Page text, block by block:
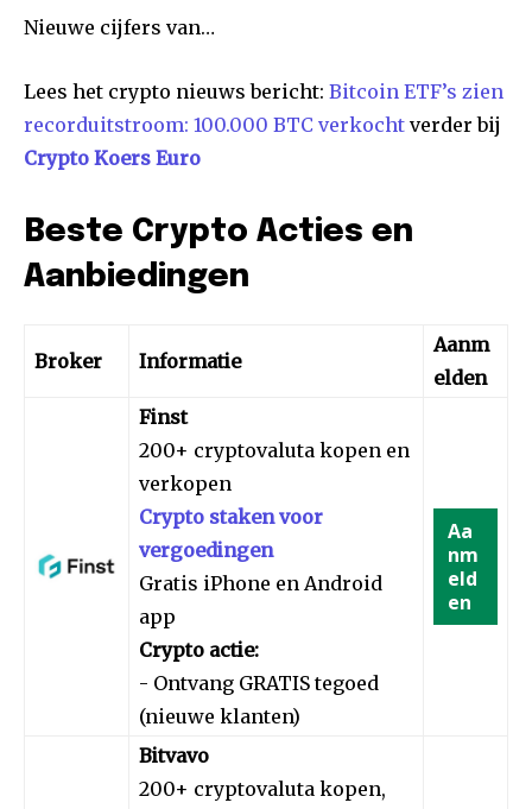
Nieuwe cijfers van…
Lees het crypto nieuws bericht: Bitcoin ETF’s zien
recorduitstroom: 100.000 BTC verkocht verder bij
Crypto Koers Euro
Beste Crypto Acties en
Aanbiedingen
Broker Informatie
Aanm
elden
Finst
200+ cryptovaluta kopen en
verkopen
Crypto staken voor
vergoedingen
Gratis iPhone en Android
app
Crypto actie:
- Ontvang GRATIS tegoed
(nieuwe klanten)
Aa
nm
eld
en
Bitvavo
200+ cryptovaluta kopen,